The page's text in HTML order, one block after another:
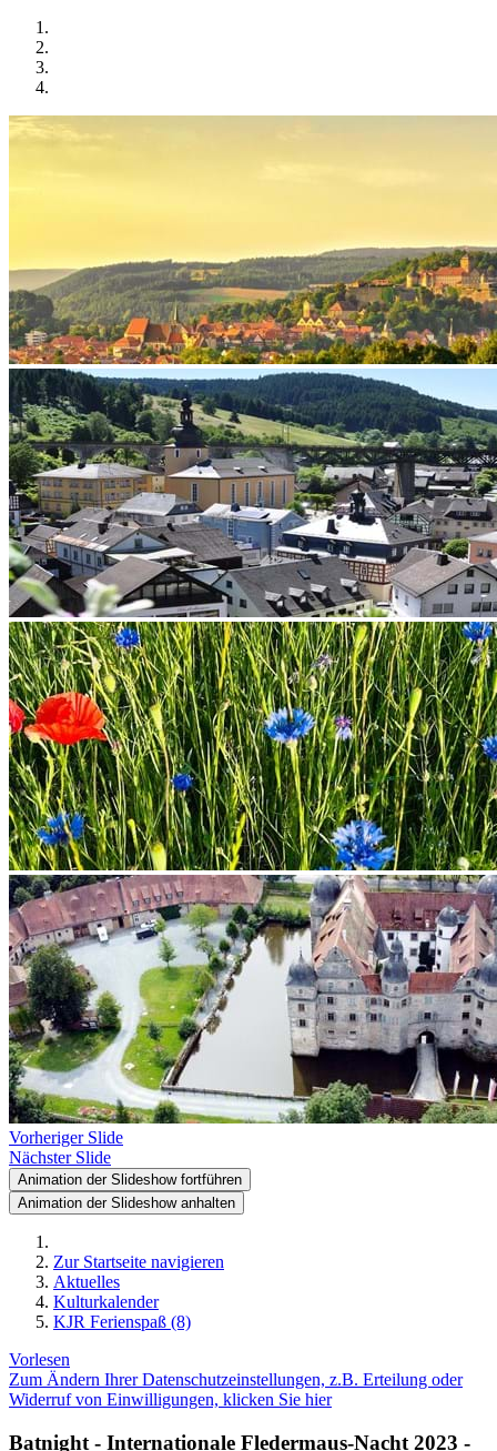
Vorheriger Slide
Nächster Slide
Animation der Slideshow fortführen
Animation der Slideshow anhalten
Zur Startseite navigieren
Aktuelles
Kulturkalender
KJR Ferienspaß (8)
Vorlesen
Zum Ändern Ihrer Datenschutzeinstellungen, z.B. Erteilung oder
Widerruf von Einwilligungen, klicken Sie hier
Batnight - Internationale Fledermaus-Nacht 2023 -